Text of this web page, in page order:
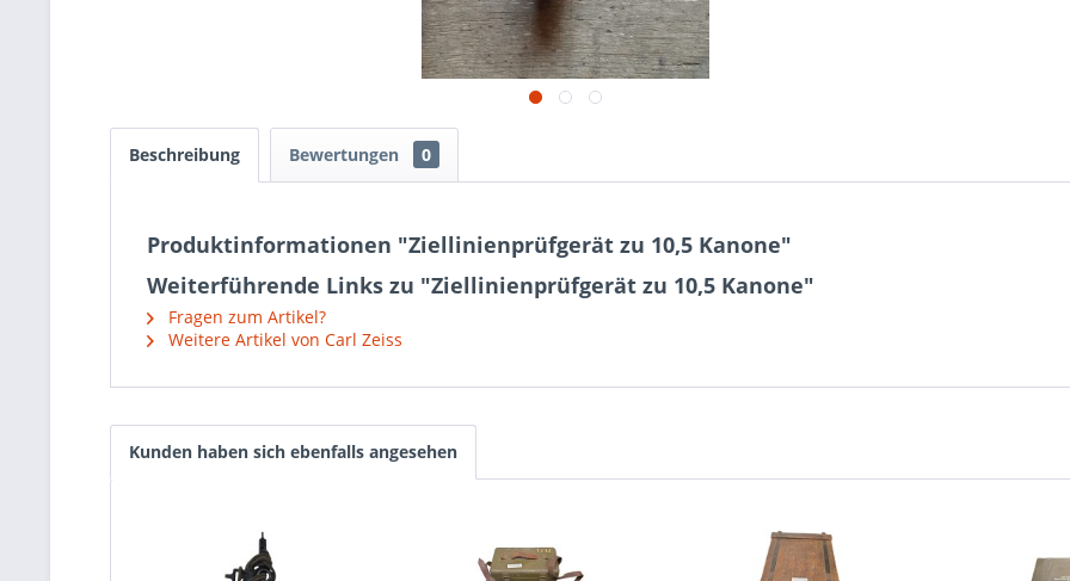
Beschreibung Bewertungen 0
Produktinformationen "Ziellinienprüfgerät zu 10,5 Kanone"
Weiterführende Links zu "Ziellinienprüfgerät zu 10,5 Kanone"
Fragen zum Artikel?
Weitere Artikel von Carl Zeiss
Kunden haben sich ebenfalls angesehen